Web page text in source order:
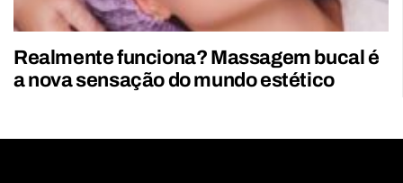
Realmente funciona? Massagem bucal é
a nova sensação do mundo estético